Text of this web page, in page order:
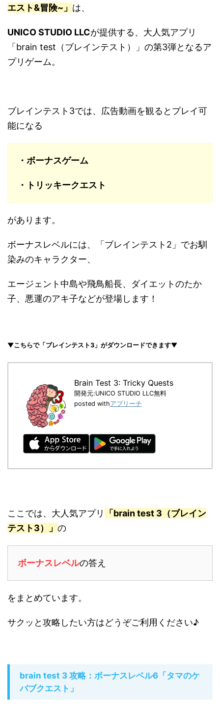
エスト&冒険~」 は、
UNICO STUDIO LLCが提供する、大人気アプリ
「brain test（ブレインテスト）」の第3弾となるア
プリゲーム。
ブレインテスト3では、広告動画を観るとプレイ可
能になる
・ボーナスゲーム
・トリッキークエスト
があります。
ボーナスレベルには、「ブレインテスト2」でお馴
染みのキャラクター、
エージェント中島や飛鳥船長、ダイエットのたか
子、悪運のアキ子などが登場します！
▼こちらで「ブレインテスト3」がダウンロードできます▼
Brain Test 3: Tricky Quests
開発元:UNICO STUDIO LLC無料
posted withアプリーチ
ここでは、大人気アプリ
「brain test 3（ブレイン
テスト3）」 の
ボーナスレベルの答え
をまとめています。
サクッと攻略したい方はどうぞご利用ください♪
brain test 3 攻略：ボーナスレベル6「タマのケ
バブクエスト」